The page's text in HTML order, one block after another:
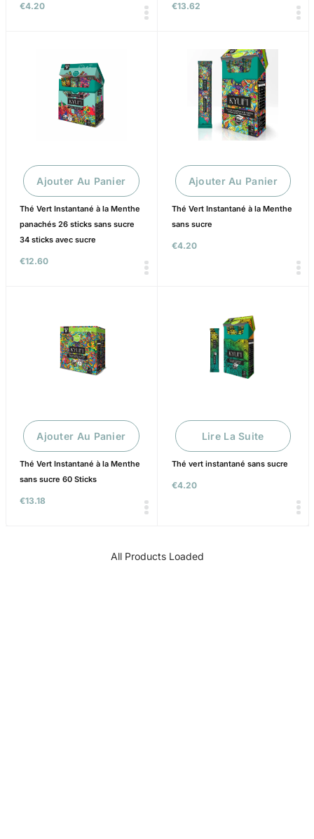
€4.20 €13.62
€12.60
Thé Vert Instantané à la Menthe
panachés 26 sticks sans sucre
34 sticks avec sucre
Ajouter Au Panier
€4.20
Thé Vert Instantané à la Menthe
sans sucre
Ajouter Au Panier
€13.18
Thé Vert Instantané à la Menthe
sans sucre 60 Sticks
Ajouter Au Panier
€4.20
Thé vert instantané sans sucre
Lire La Suite
All Products Loaded